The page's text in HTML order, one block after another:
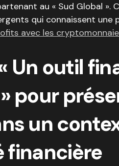
au « Sud Global ».
qui connaissent une
avec les
Un outil
pour
un
financière